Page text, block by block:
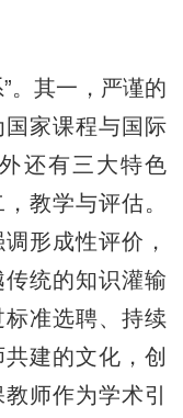
其一，严谨的
家课程与国际
还有三大特色
教学与评估。
形成性评价，
统的知识灌输
准选聘、持续
建的文化，创
师作为学术引